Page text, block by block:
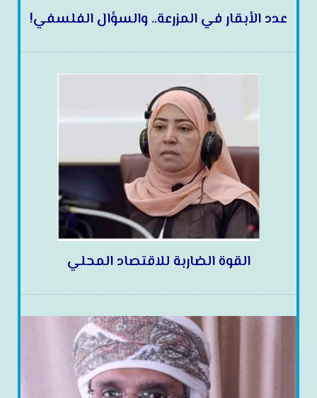
عدد الأبقار في المزرعة.. والسؤال الفلسفي!
القوة الضاربة للاقتصاد المحلي